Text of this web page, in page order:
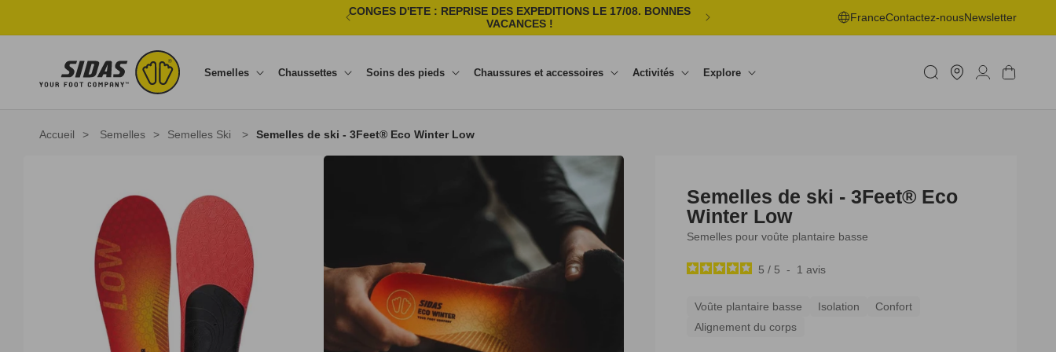
CONGES D'ETE : REPRISE DES EXPEDITIONS LE 17/08. BONNES
VACANCES !
LIVRAISON OFFERTE EN POINT DE RETRAIT DÈS 50€ -
RETOURS SOUS 30J
FranceContactez-nousNewsletter
Semelles Chaussettes Soins des pieds Chaussures et accessoires Activités Explore
un
shop
ConnexionPanier
Accueil > Semelles > Semelles Ski > Semelles de ski - 3Feet® Eco Winter Low
Semelles de ski - 3Feet® Eco
Winter Low
Semelles pour voûte plantaire basse
5 / 5 - 1 avis
Voûte plantaire basse Isolation
Confort
Alignement du corps